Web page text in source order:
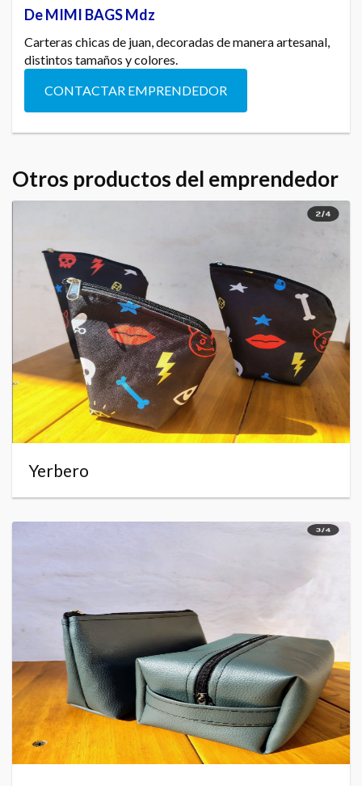
De MIMI BAGS Mdz
Carteras chicas de juan, decoradas de manera artesanal,
distintos tamaños y colores.
CONTACTAR EMPRENDEDOR
Otros productos del emprendedor
Yerbero